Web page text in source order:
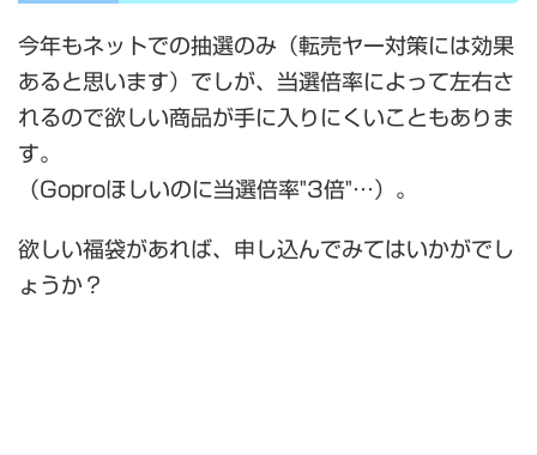
今年もネットでの抽選のみ（転売ヤー対策には効果
あると思います）でしが、当選倍率によって左右さ
れるので欲しい商品が手に入りにくいこともありま
す。
（Goproほしいのに当選倍率"3倍"…）。
欲しい福袋があれば、申し込んでみてはいかがでし
ょうか？